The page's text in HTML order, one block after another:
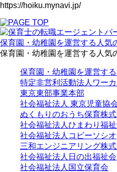
https://hoiku.mynavi.jp/
保育園・幼稚園を運営する人気
保育園・幼稚園を運営する人気
保育園・幼稚園を運営す
特定非営利活動法人ワー
東京東部事業本部
社会福祉法人 東京児童協
ぬくもりのおうち保育株
社会福祉法人ひまわり福
社会福祉法人コビーソシオ
三和エンジニアリング株
社会福祉法人日の出福祉会
社会福祉法人国立保育会